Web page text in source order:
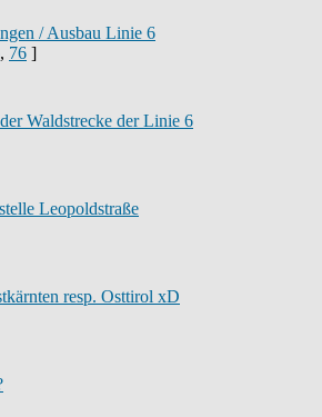
/ Ausbau Linie 6
, 76 ]
Waldstrecke der Linie 6
Leopoldstraße
resp. Osttirol xD